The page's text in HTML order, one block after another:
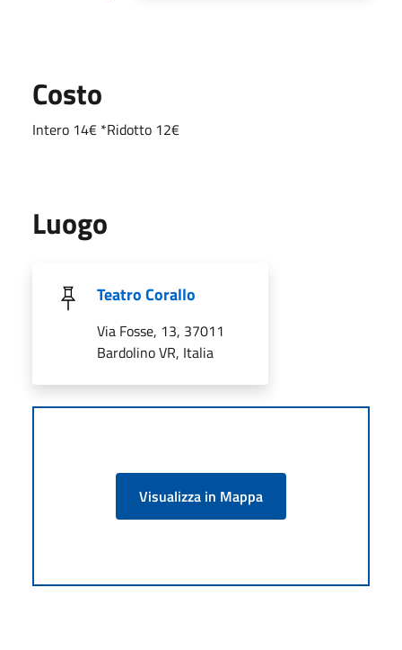
Costo
Intero 14€ *Ridotto 12€
Luogo
Teatro Corallo
Via Fosse, 13, 37011
Bardolino VR, Italia
Visualizza in Mappa